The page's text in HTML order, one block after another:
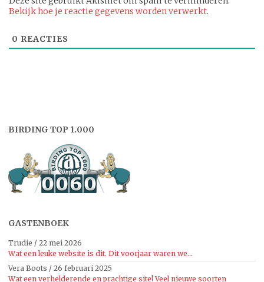
Bekijk hoe je reactie gegevens worden verwerkt.
0 REACTIES
BIRDING TOP 1.000
GASTENBOEK
Trudie / 22 mei 2026
Wat een leuke website is dit. Dit voorjaar waren we...
Vera Boots / 26 februari 2025
Wat een verhelderende en prachtige site! Veel nieuwe soorten